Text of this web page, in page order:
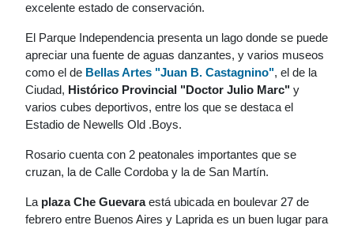
excelente estado de conservación.
El Parque Independencia presenta un lago donde se puede
apreciar una fuente de aguas danzantes, y varios museos
como el de Bellas Artes "Juan B. Castagnino", el de la
Ciudad, Histórico Provincial "Doctor Julio Marc" y
varios cubes deportivos, entre los que se destaca el
Estadio de Newells Old .Boys.
Rosario cuenta con 2 peatonales importantes que se
cruzan, la de Calle Cordoba y la de San Martín.
La plaza Che Guevaraestá ubicada en boulevar 27 de
febrero entre Buenos Aires y Laprida es un buen lugar para